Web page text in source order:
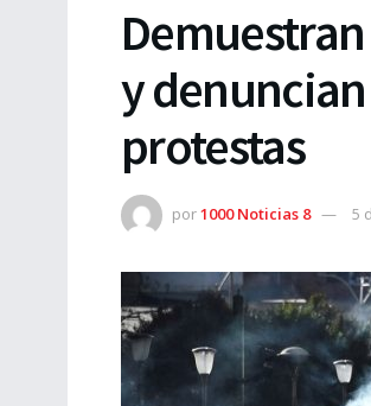
y
protestas
por1000 Noticias 8 5